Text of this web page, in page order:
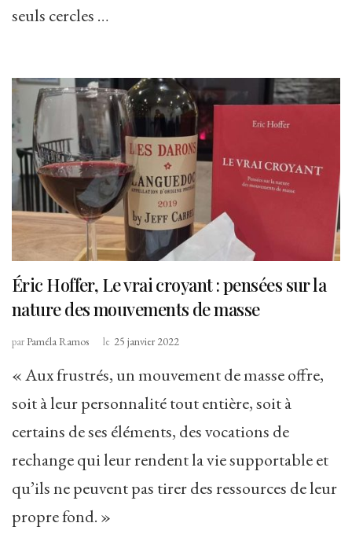
seuls cercles …
Éric Hoffer, Le vrai croyant : pensées sur la
nature des mouvements de masse
parPaméla Ramos le 25 janvier 2022
« Aux frustrés, un mouvement de masse offre,
soit à leur personnalité tout entière, soit à
certains de ses éléments, des vocations de
rechange qui leur rendent la vie supportable et
qu’ils ne peuvent pas tirer des ressources de leur
propre fond. »